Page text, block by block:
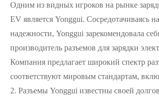
Одним из видных игроков на рынке
EV является Yonggui. Сосредотачиваясь
надежности, Yonggui зарекомендовала
производитель разъемов для зарядки
Компания предлагает широкий спектр
соответствуют мировым стандартам,
2. Разъемы Yonggui известны своей